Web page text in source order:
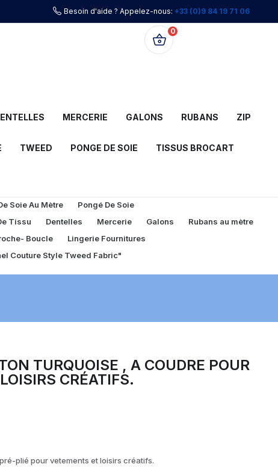
Besoin d'aide ? Appelez-nous: +33 (0)9 84 19 71 06
0
MERCERIE GALONS RUBANS ZIP
TWEED PONGE DE SOIE TISSUS BROCART
Soie Au Mètre
Pongé De Soie
Tissu Dentelles Mercerie Galons
Rubans au mètre
Boucle
Lingerie Fournitures
Couture Style Tweed Fabric"
TURQUOISE , A COUDRE POUR
CRÉATIFS.
plié pour vetements et loisirs créatifs.